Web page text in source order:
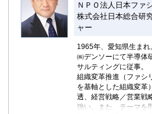
ＮＰＯ法人日本ファ
株式会社日本総合研
ャー
1965年、愛知県生ま
㈱デンソーにて半導体
サルティングに従事。
組織変革推進（ファシ
を基軸とした組織変革
透、経営戦略／営業戦
強い。また、テーマを